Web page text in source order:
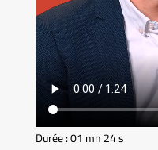
Durée : 01 mn 24 s